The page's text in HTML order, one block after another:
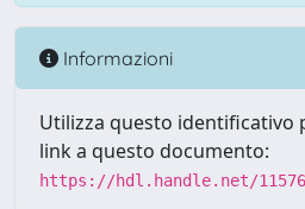
Informazioni
Utilizza questo identificativo
link a questo documento:
https://hdl.handle.net/11576/